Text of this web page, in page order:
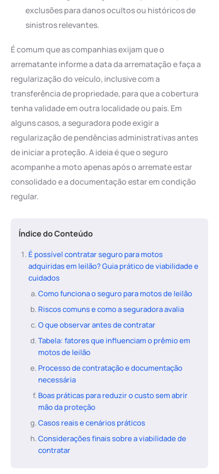
exclusões para danos ocultos ou históricos de
sinistros relevantes.
É comum que as companhias exijam que o
arrematante informe a data da arrematação e faça a
regularização do veículo, inclusive com a
transferência de propriedade, para que a cobertura
tenha validade em outra localidade ou país. Em
alguns casos, a seguradora pode exigir a
regularização de pendências administrativas antes
de iniciar a proteção. A ideia é que o seguro
acompanhe a moto apenas após o arremate estar
consolidado e a documentação estar em condição
regular.
Índice do Conteúdo
É possível contratar seguro para motos
adquiridas em leilão? Guia prático de viabilidade e
cuidados
Como funciona o seguro para motos de leilão
Riscos comuns e como a seguradora avalia
O que observar antes de contratar
Tabela: fatores que influenciam o prêmio em
motos de leilão
Processo de contratação e documentação
necessária
Boas práticas para reduzir o custo sem abrir
mão da proteção
Casos reais e cenários práticos
Considerações finais sobre a viabilidade de
contratar